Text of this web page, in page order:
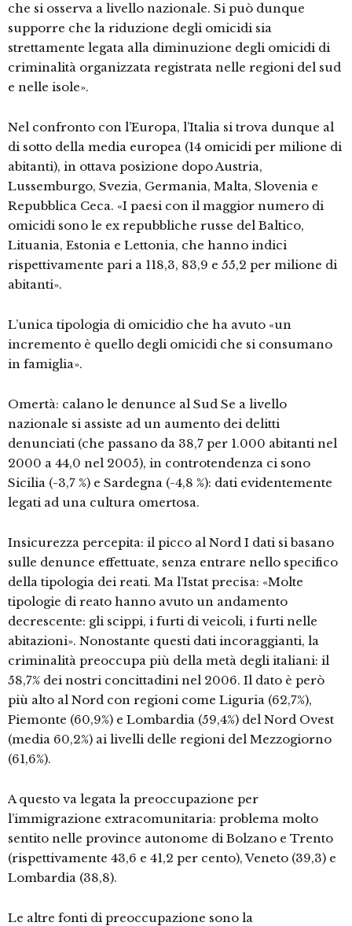
che si osserva a livello nazionale. Si può dunque
supporre che la riduzione degli omicidi sia
strettamente legata alla diminuzione degli omicidi di
criminalità organizzata registrata nelle regioni del sud
e nelle isole».
Nel confronto con l’Europa, l’Italia si trova dunque al
di sotto della media europea (14 omicidi per milione di
abitanti), in ottava posizione dopo Austria,
Lussemburgo, Svezia, Germania, Malta, Slovenia e
Repubblica Ceca. «I paesi con il maggior numero di
omicidi sono le ex repubbliche russe del Baltico,
Lituania, Estonia e Lettonia, che hanno indici
rispettivamente pari a 118,3, 83,9 e 55,2 per milione di
abitanti».
L’unica tipologia di omicidio che ha avuto «un
incremento è quello degli omicidi che si consumano
in famiglia».
Omertà: calano le denunce al Sud Se a livello
nazionale si assiste ad un aumento dei delitti
denunciati (che passano da 38,7 per 1.000 abitanti nel
2000 a 44,0 nel 2005), in controtendenza ci sono
Sicilia (-3,7 %) e Sardegna (-4,8 %): dati evidentemente
legati ad una cultura omertosa.
Insicurezza percepita: il picco al Nord I dati si basano
sulle denunce effettuate, senza entrare nello specifico
della tipologia dei reati. Ma l’Istat precisa: «Molte
tipologie di reato hanno avuto un andamento
decrescente: gli scippi, i furti di veicoli, i furti nelle
abitazioni». Nonostante questi dati incoraggianti, la
criminalità preoccupa più della metà degli italiani: il
58,7% dei nostri concittadini nel 2006. Il dato è però
più alto al Nord con regioni come Liguria (62,7%),
Piemonte (60,9%) e Lombardia (59,4%) del Nord Ovest
(media 60,2%) ai livelli delle regioni del Mezzogiorno
(61,6%).
A questo va legata la preoccupazione per
l’immigrazione extracomunitaria: problema molto
sentito nelle province autonome di Bolzano e Trento
(rispettivamente 43,6 e 41,2 per cento), Veneto (39,3) e
Lombardia (38,8).
Le altre fonti di preoccupazione sono la